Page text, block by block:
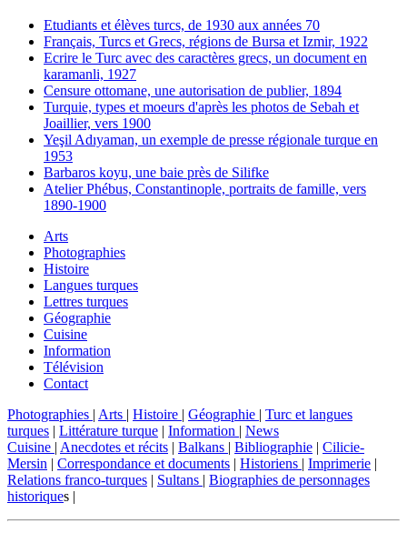
Etudiants et élèves turcs, de 1930 aux années 70
Français, Turcs et Grecs, régions de Bursa et Izmir, 1922
Ecrire le Turc avec des caractères grecs, un document en
karamanli, 1927
Censure ottomane, une autorisation de publier, 1894
Turquie, types et moeurs d'après les photos de Sebah et
Joaillier, vers 1900
Yeşil Adıyaman, un exemple de presse régionale turque en
1953
Barbaros koyu, une baie près de Silifke
Atelier Phébus, Constantinople, portraits de famille, vers
1890-1900
Arts
Photographies
Histoire
Langues turques
Lettres turques
Géographie
Cuisine
Information
Télévision
Contact
Photographies | Arts | Histoire | Géographie | Turc et langues
turques | Littérature turque | Information | News
Cuisine | Anecdotes et récits | Balkans | Bibliographie | Cilicie-
Mersin | Correspondance et documents | Historiens | Imprimerie |
Relations franco-turques | Sultans | Biographies de personnages
historiques |